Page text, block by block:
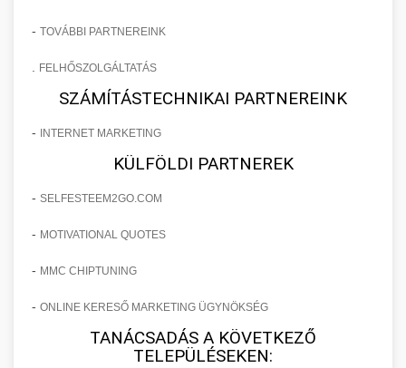
- TOVÁBBI PARTNEREINK
FELHŐSZOLGÁLTATÁS
SZÁMÍTÁSTECHNIKAI PARTNEREINK
- INTERNET MARKETING
KÜLFÖLDI PARTNEREK
- SELFESTEEM2GO.COM
- MOTIVATIONAL QUOTES
- MMC CHIPTUNING
- ONLINE KERESŐ MARKETING ÜGYNÖKSÉG
TANÁCSADÁS A KÖVETKEZŐ
TELEPÜLÉSEKEN: